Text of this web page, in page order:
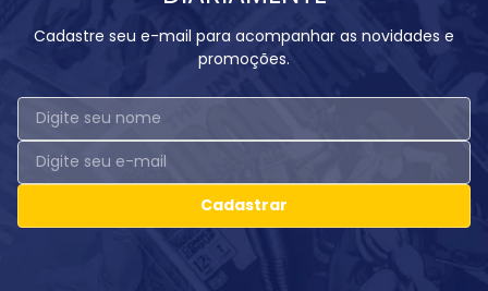
Cadastre seu e-mail para acompanhar as novidades e
promoções.
Cadastrar